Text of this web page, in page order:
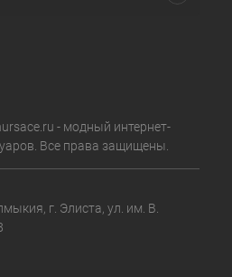
- модный интернет-
Все права защищены.
г. Элиста, ул. им. В.